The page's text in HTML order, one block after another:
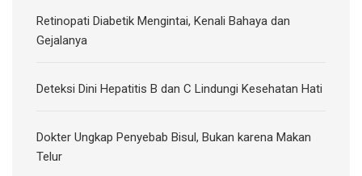
Retinopati Diabetik Mengintai, Kenali Bahaya dan
Gejalanya
Deteksi Dini Hepatitis B dan C Lindungi Kesehatan Hati
Dokter Ungkap Penyebab Bisul, Bukan karena Makan
Telur